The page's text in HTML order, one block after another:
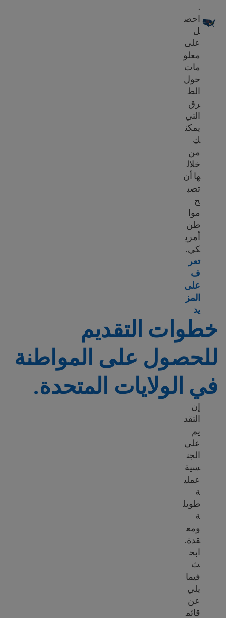
متطلبات الجنسية الأمريكية
.
احص
ل
على
معلو
مات
حول
الط
رق
التي
يمكن
ك
من
خلال
ها أن
تصب
ح
موا
طن
أمري
كي.
تعر
ف
على
المز
يدLearn more about U.S. citizenship requirements
خطوات التقديم
للحصول على المواطنة
في الولايات المتحدة.
إن
التقد
يم
على
الجن
سية
عملي
ة
طويل
ة
ومع
قدة.
ابح
ث
فيما
يلي
عن
قائم